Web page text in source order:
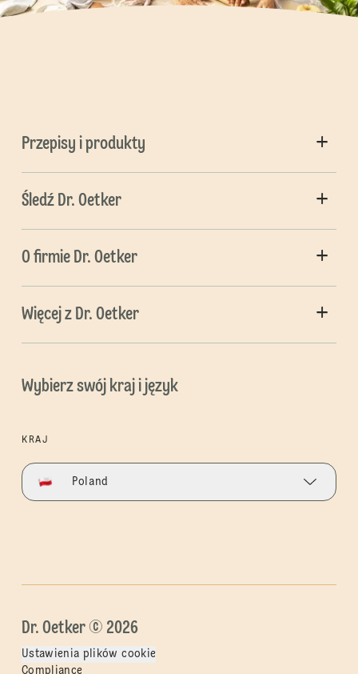
Przepisy i produkty
Śledź Dr. Oetker
O firmie Dr. Oetker
Więcej z Dr. Oetker
Wybierz swój kraj i język
KRAJ
Poland
Dr. Oetker © 2026
Ustawienia plików cookie
Compliance